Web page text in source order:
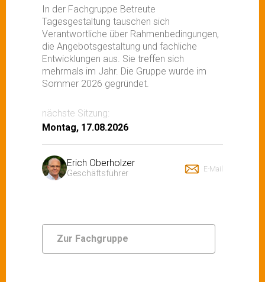
In der Fachgruppe Betreute
Tagesgestaltung tauschen sich
Verantwortliche über Rahmenbedingungen,
die Angebotsgestaltung und fachliche
Entwicklungen aus. Sie treffen sich
mehrmals im Jahr. Die Gruppe wurde im
Sommer 2026 gegründet.
nächste Sitzung:
Montag, 17.08.2026
Erich Oberholzer
Geschäftsführer E-Mail
Zur Fachgruppe